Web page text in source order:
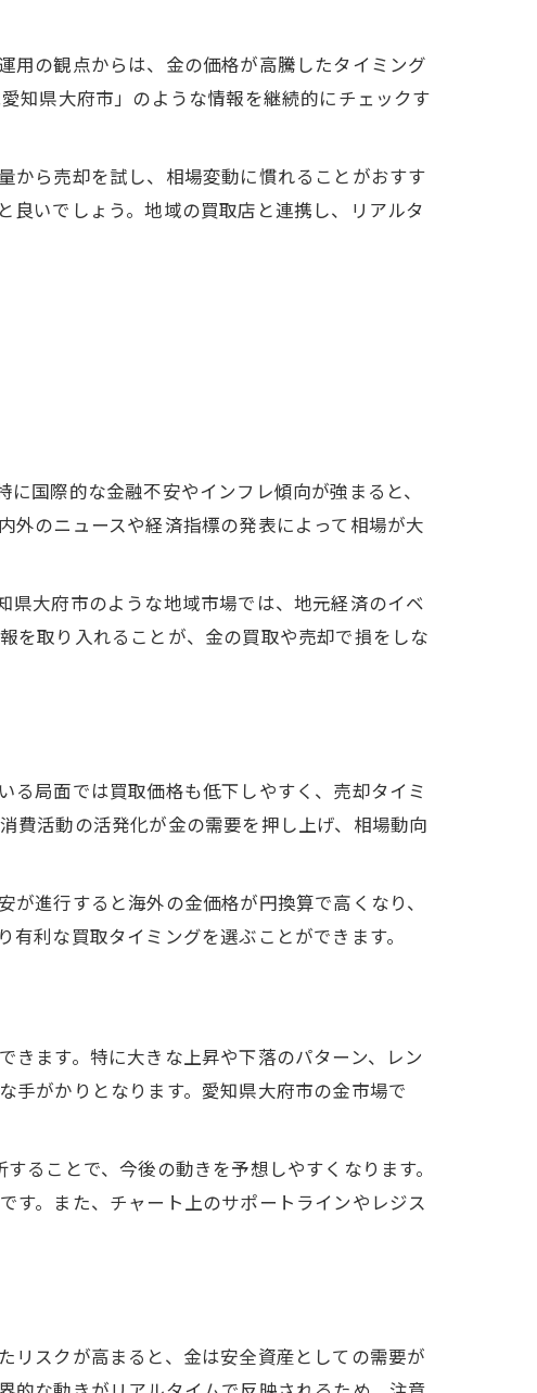
用の観点からは、金の価格が高騰したタイミング
知県大府市」のような情報を継続的にチェックす
から売却を試し、相場変動に慣れることがおすす
いでしょう。地域の買取店と連携し、リアルタ
国際的な金融不安やインフレ傾向が強まると、
外のニュースや経済指標の発表によって相場が大
県大府市のような地域市場では、地元経済のイベ
を取り入れることが、金の買取や売却で損をしな
る局面では買取価格も低下しやすく、売却タイミ
費活動の活発化が金の需要を押し上げ、相場動向
進行すると海外の金価格が円換算で高くなり、
利な買取タイミングを選ぶことができます。
ます。特に大きな上昇や下落のパターン、レン
手がかりとなります。愛知県大府市の金市場で
ることで、今後の動きを予想しやすくなります。
す。また、チャート上のサポートラインやレジス
リスクが高まると、金は安全資産としての需要が